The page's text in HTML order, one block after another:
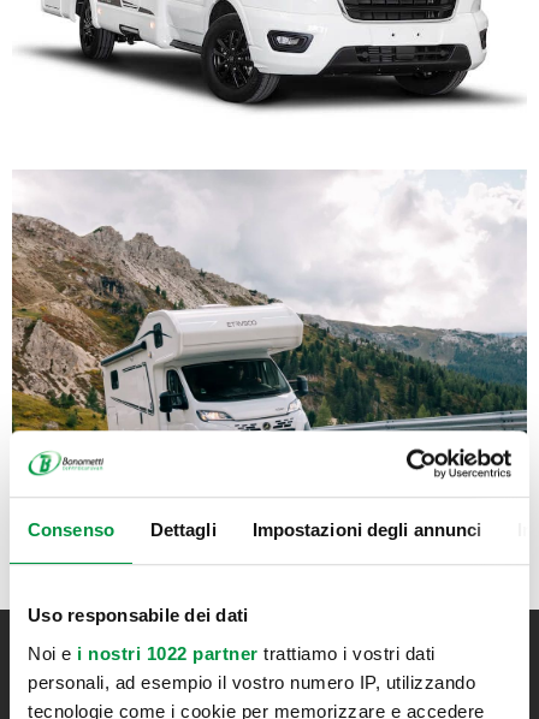
Consenso Dettagli Impostazioni degli annunci
Uso responsabile dei dati
Noi e i nostri 1022 partner trattiamo i vostri dati
personali, ad esempio il vostro numero IP, utilizzando
tecnologie come i cookie per memorizzare e accedere
Iscriviti alla newsletter